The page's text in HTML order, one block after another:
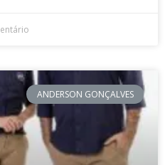
ANDERSON GONÇALVES